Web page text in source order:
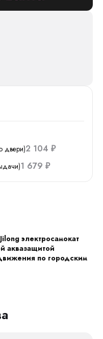
двери)2 104 ₽
1 679 ₽
электросамокат
аквазащитой
по городским